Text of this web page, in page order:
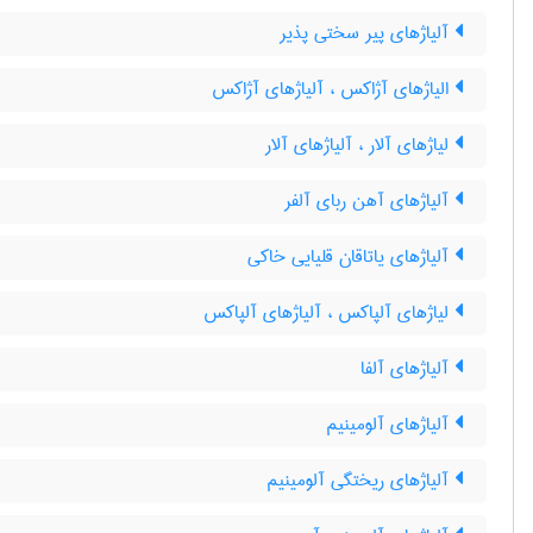
آلیاژهای پیر سختی پذیر
الیاژهای آژاکس ، آلیاژهای آژاکس
لیاژهای آلار ، آلیاژهای آلار
آلیاژهای آهن ربای آلفر
آلیاژهای یاتاقان قلیایی خاکی
لیاژهای آلپاکس ، آلیاژهای آلپاکس
آلیاژهای آلفا
آلیاژهای آلومینیم
آلیاژهای ریختگی آلومینیم